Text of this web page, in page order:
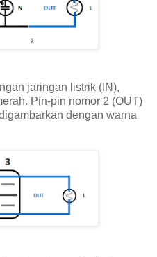
jaringan listrik (IN),
Pin-pin nomor 2 (OUT)
dengan warna